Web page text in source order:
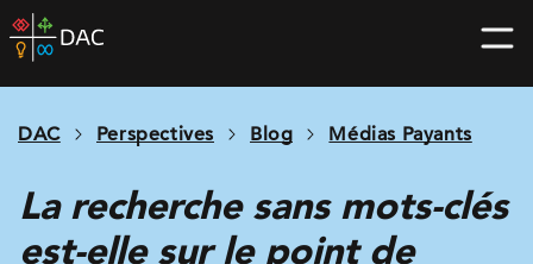
Skip
to
home
DAC Perspectives Blog Médias Payants
La recherche sans mots-clés
est-elle sur le point de